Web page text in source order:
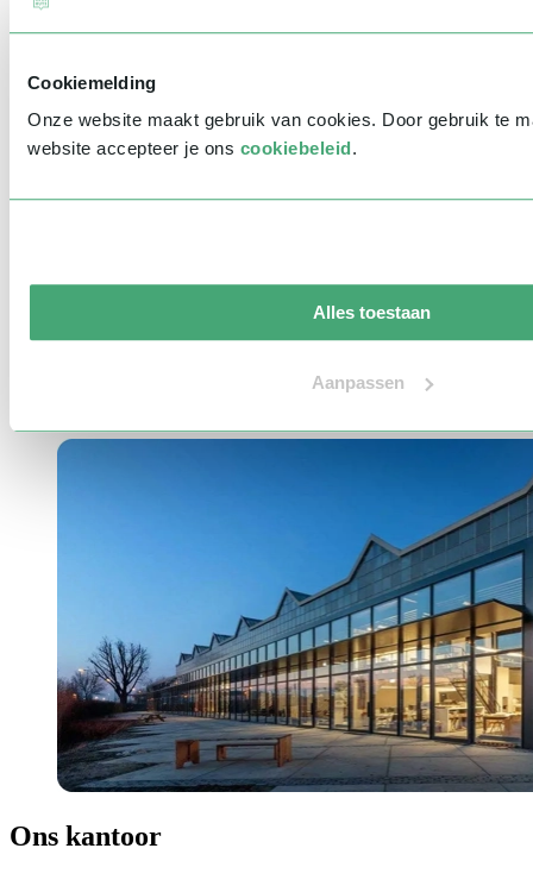
Cookiemelding
Onze website maakt gebruik van cookies. Door gebruik te
website accepteer je ons cookiebeleid.
Alles toestaan
Aanpassen
Locatie
Aandacht is alles!
staan voor je klaar! Neem contact op via ons contactformulier of
Ons kantoor